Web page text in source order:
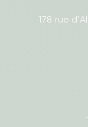
178 rue